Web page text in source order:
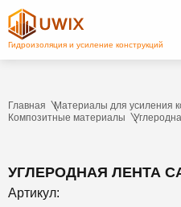
Главная
Материалы для усиления
Композитные материалы
УГЛЕРОДНАЯ ЛЕНТА
Артикул: